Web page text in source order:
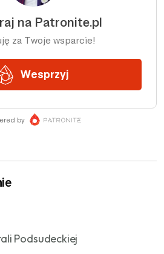
Podsudeckiej